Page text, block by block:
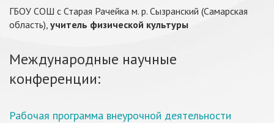
ГБОУ СОШ с Старая Рачейка м. р. Сызранский (Самарская
область), учитель физической культуры
Международные научные
конференции:
Рабочая программа внеурочной деятельности